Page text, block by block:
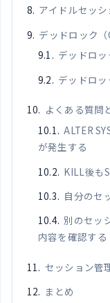
アイドルセッ
デッドロック
デッドロ
デッドロ
よくある質問
ALTER
が発生する
KILL後も
自分のセ
別のセッ
内容を確認する
セッション管
まとめ